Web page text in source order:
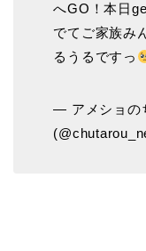
へGO！本日
でてご家族み
るうるですっ
— アメショの